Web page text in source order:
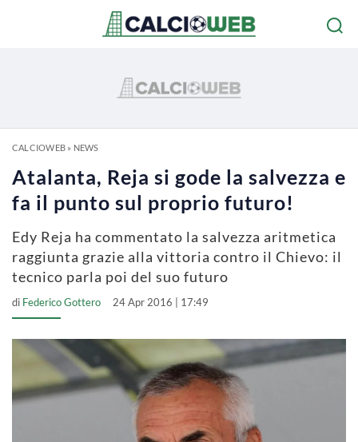
CALCIOWEB» NEWS
Atalanta, Reja si gode la salvezza e
fa il punto sul proprio futuro!
Edy Reja ha commentato la salvezza aritmetica
raggiunta grazie alla vittoria contro il Chievo: il
tecnico parla poi del suo futuro
di Federico Gottero 24 Apr 2016 | 17:49